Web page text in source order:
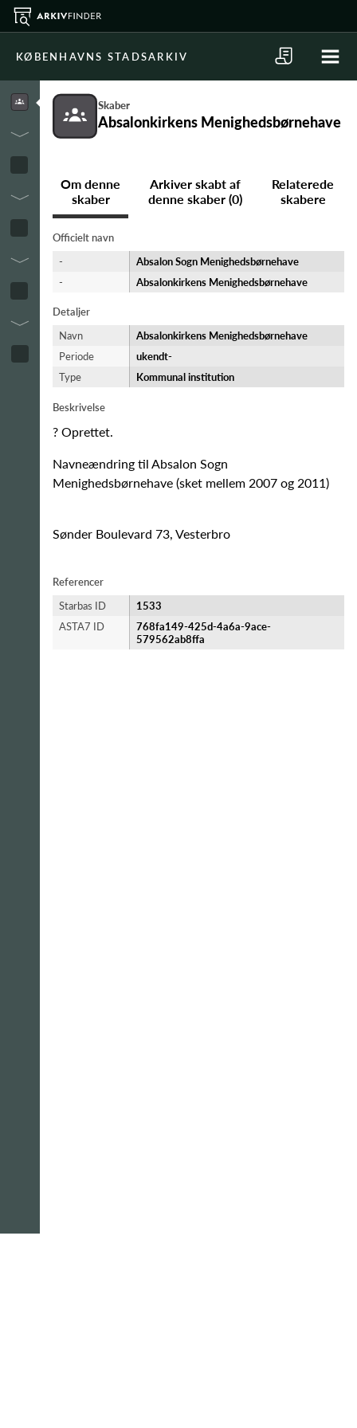
KØBENHAVNS STADSARKIV
Skaber
Absalonkirkens Menighedsbørnehave
Om denne
skaber
Arkiver skabt af
denne skaber (0)
Relaterede
skabere
Officielt navn
-
Absalon Sogn Menighedsbørnehave
-
Absalonkirkens Menighedsbørnehave
Detaljer
Navn
Absalonkirkens Menighedsbørnehave
Periode
ukendt-​
Type
Kommunal institution
Beskrivelse
? Oprettet.
Navneændring til Absalon Sogn
Menighedsbørnehave (sket mellem 2007 og 2011)
Sønder Boulevard 73, Vesterbro
Referencer
Starbas ID
1533
ASTA7 ID
768fa149-425d-4a6a-9ace-
579562ab8ffa